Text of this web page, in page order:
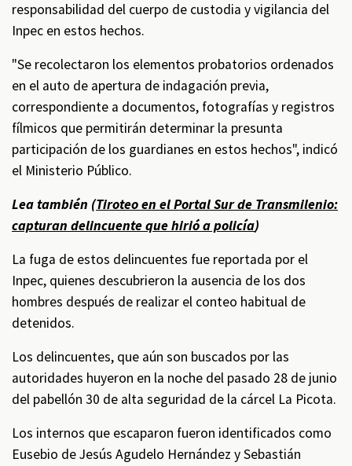
responsabilidad del cuerpo de custodia y vigilancia del
Inpec en estos hechos.
"Se recolectaron los elementos probatorios ordenados
en el auto de apertura de indagación previa,
correspondiente a documentos, fotografías y registros
fílmicos que permitirán determinar la presunta
participación de los guardianes en estos hechos", indicó
el Ministerio Público.
Lea también (Tiroteo en el Portal Sur de Transmilenio:
capturan delincuente que hirió a policía)
La fuga de estos delincuentes fue reportada por el
Inpec, quienes descubrieron la ausencia de los dos
hombres después de realizar el conteo habitual de
detenidos.
Los delincuentes, que aún son buscados por las
autoridades huyeron en la noche del pasado 28 de junio
del pabellón 30 de alta seguridad de la cárcel La Picota.
Los internos que escaparon fueron identificados como
Eusebio de Jesús Agudelo Hernández y Sebastián